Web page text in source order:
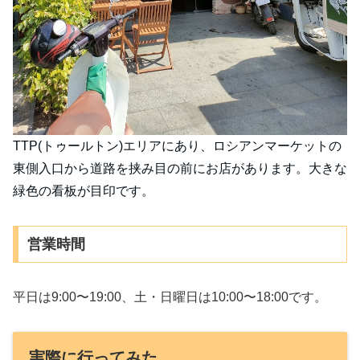
TTP(トゥールトン)エリアにあり、ロシアンマーケットの
東側入口から道路を挟み目の前にお店があります。大きな
緑色の看板が目印です。
営業時間
平日は9:00〜19:00、土・日曜日は10:00〜18:00です。